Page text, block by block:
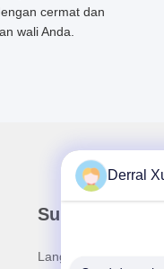
cermat dan
wali Anda.
Surat Kabar
Langganan buletin
Derral